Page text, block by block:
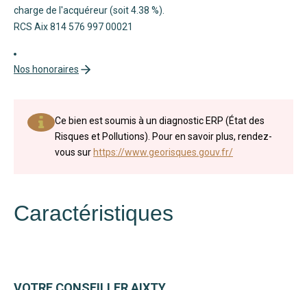
charge de l'acquéreur (soit 4.38 %).
RCS Aix 814 576 997 00021
Nos honoraires
Ce bien est soumis à un diagnostic ERP (État des
Risques et Pollutions). Pour en savoir plus, rendez-
vous surhttps://www.georisques.gouv.fr/
Caractéristiques